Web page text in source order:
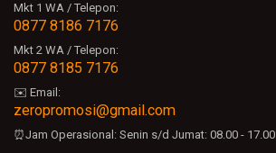
Mkt 1 WA / Telepon:
0877 8186 7176
Mkt 2 WA / Telepon:
0877 8185 7176
✉️ Email:
zeropromosi@gmail.com
⏰Jam Operasional: Senin s/d Jumat: 08.00 - 17.00